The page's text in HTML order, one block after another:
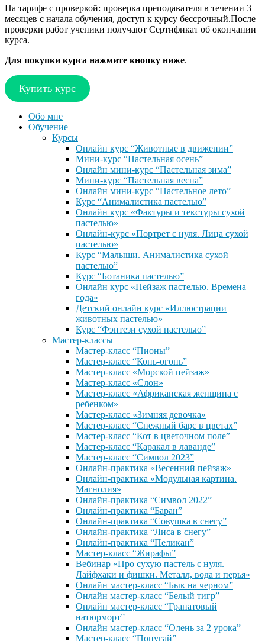
На тарифе с проверкой: проверка преподавателя в течении 3
месяцев с начала обучения, доступ к курсу бессрочный.После
проверки работ ученики получают Сертификат об окончании
курса.
Для покупки курса нажмите кнопку ниже.
Купить курс
Обо мне
Обучение
Курсы
Онлайн курс “Животные в движении”
Мини-курс “Пастельная осень”
Онлайн мини-курс “Пастельная зима”
Мини-курс “Пастельная весна”
Онлайн мини-курс “Пастельное лето”
Курс “Анималистика пастелью”
Онлайн курс «Фактуры и текстуры сухой
пастелью»
Онлайн-курс «Портрет с нуля. Лица сухой
пастелью»
Курс “Малыши. Анималистика сухой
пастелью”
Курс “Ботаника пастелью”
Онлайн курс «Пейзаж пастелью. Времена
года»
Детский онлайн курс «Иллюстрации
животных пастелью»
Курс “Фэнтези сухой пастелью”
Мастер-классы
Мастер-класс “Пионы”
Мастер-класс “Конь-огонь”
Мастер-класс «Морской пейзаж»
Мастер-класс «Слон»
Мастер-класс «Африканская женщина с
ребенком»
Мастер-класс «Зимняя девочка»
Мастер-класс “Снежный барс в цветах”
Мастер-класс “Кот в цветочном поле”
Мастер-класс “Каракал в лаванде”
Мастер-класс “Символ 2023”
Онлайн-практика «Весенний пейзаж»
Онлайн-практика «Модульная картина.
Магнолия»
Онлайн-практика “Символ 2022”
Онлайн-практика “Баран”
Онлайн-практика “Совушка в снегу”
Онлайн-практика “Лиса в снегу”
Онлайн-практика “Пеликан”
Мастер-класс “Жирафы”
Вебинар «Про сухую пастель с нуля.
Лайфхаки и фишки. Металл, вода и перья»
Онлайн мастер-класс “Бык на черном”
Онлайн мастер-класс “Белый тигр”
Онлайн мастер-класс “Гранатовый
натюрморт”
Онлайн мастер-класс “Олень за 2 урока”
Мастер-класс “Попугай”